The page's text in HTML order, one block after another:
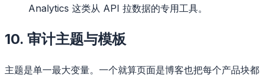
Analytics 这类从 API 拉数据的专用工具。
10. 审计主题与模板
主题是单一最大变量。一个就算页面是博客也把每个产品块都